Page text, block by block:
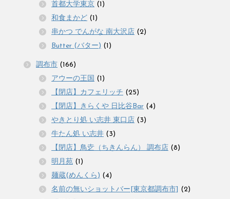
首都大学東京 (1)
和食まかど (1)
串かつ でんがな 南大沢店 (2)
Butter (バター) (1)
調布市 (166)
アウーの王国 (1)
【閉店】カフェリッチ (25)
【閉店】きらくや 日比谷Bar (4)
やきとり処 い志井 東口店 (3)
牛たん処 い志井 (3)
【閉店】鳥赱（ちきんらん） 調布店 (8)
明月苑 (1)
麺蔵(めんくら) (4)
名前の無いショットバー[東京都調布市]
(2)